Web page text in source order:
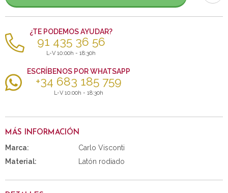
¿TE PODEMOS AYUDAR?
91 435 36 56
L-V 10:00h - 18:30h
ESCRÍBENOS POR WHATSAPP
+34 683 185 759
L-V 10:00h - 18:30h
MÁS INFORMACIÓN
Marca:
Carlo Visconti
Material:
Latón rodiado